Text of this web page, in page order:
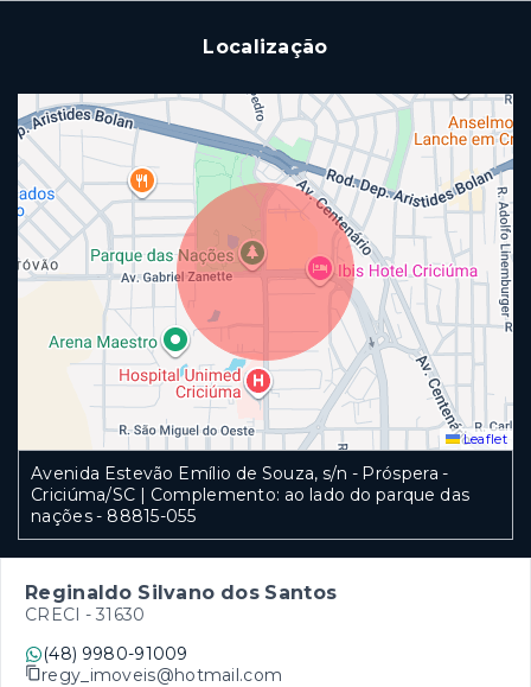
Localização
Leaflet
Avenida Estevão Emílio de Souza, s/n - Próspera -
Criciúma/SC | Complemento: ao lado do parque das
nações- 88815-055
Reginaldo Silvano dos Santos
CRECI - 31630
(48) 9980-91009
regy_imoveis@hotmail.com